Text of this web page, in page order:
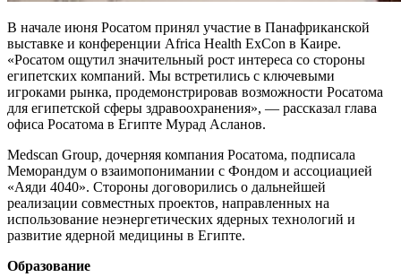
В начале июня Росатом принял участие в Панафриканской
выставке и конференции Africa Health ExCon в Каире.
«Росатом ощутил значительный рост интереса со стороны
египетских компаний. Мы встретились с ключевыми
игроками рынка, продемонстрировав возможности Росатома
для египетской сферы здравоохранения», — рассказал глава
офиса Росатома в Египте Мурад Асланов.
Medscan Group, дочерняя компания Росатома, подписала
Меморандум о взаимопонимании с Фондом и ассоциацией
«Аяди 4040». Стороны договорились о дальнейшей
реализации совместных проектов, направленных на
использование неэнергетических ядерных технологий и
развитие ядерной медицины в Египте.
Образование